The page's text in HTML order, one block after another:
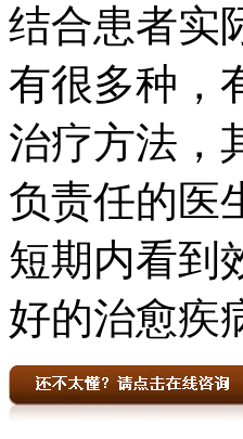
结合患者实
有很多种，
治疗方法，
负责任的医
短期内看到
好的治愈疾